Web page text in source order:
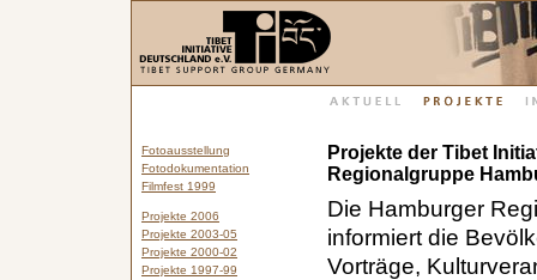
Fotoausstellung
Fotodokumentation
Filmfest 1999
Projekte 2006
Projekte 2003-05
Projekte 2000-02
Projekte 1997-99
Projekte der Tibet
Regionalgruppe
Die Hamburger
informiert die
Vorträge,